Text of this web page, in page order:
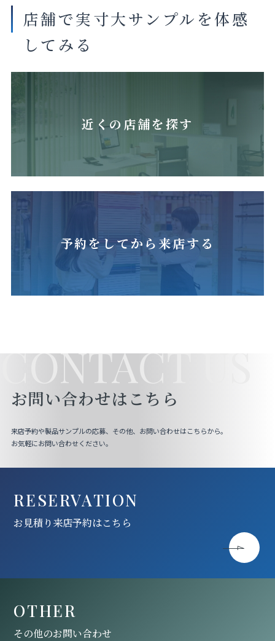
店舗で実寸大サンプルを体感
してみる
近くの店舗を探す
予約をしてから来店する
CONTACT US
お問い合わせはこちら
来店予約や製品サンプルの応募、その他、お問い合わせはこちらから。
お気軽にお問い合わせください。
RESERVATION
お見積り来店予約はこちら
OTHER
その他のお問い合わせ